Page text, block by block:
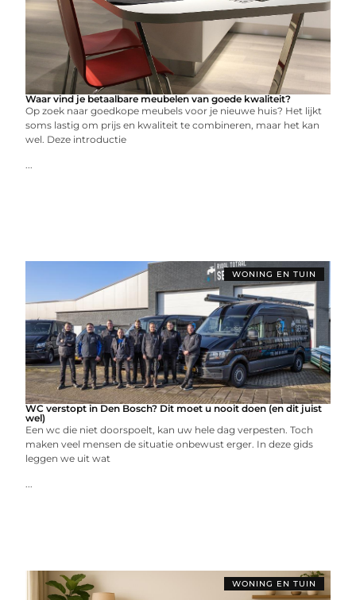
Waar vind je betaalbare meubelen van goede kwaliteit?
Op zoek naar goedkope meubels voor je nieuwe huis? Het lijkt
soms lastig om prijs en kwaliteit te combineren, maar het kan
wel. Deze introductie
...
WONING EN TUIN
WC verstopt in Den Bosch? Dit moet u nooit doen (en dit juist
wel)
Een wc die niet doorspoelt, kan uw hele dag verpesten. Toch
maken veel mensen de situatie onbewust erger. In deze gids
leggen we uit wat
...
WONING EN TUIN